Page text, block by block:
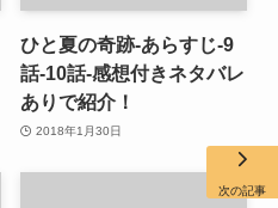
ひと夏の奇跡-あらすじ-9
話-10話-感想付きネタバレ
ありで紹介！
2018年1月30日
次の記事